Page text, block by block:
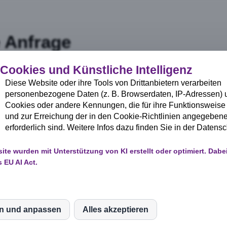
Sie herzlichen Dank für Ihr Interesse am KI-Symposium
werden Ihre Informationen kurzfristig sichten und kurzfristig
Teoranta
und Künstliche Intelligenz
Diese Website oder ihre Tools von Drittanbietern verarbeiten
personenbezogene Daten (z. B. Browserdaten, IP-Adressen)
Cookies oder andere Kennungen, die für ihre
und zur Erreichung der in den Cookie-Richtlinien
erforderlich sind. Weitere Infos dazu finden Sie in der
wurden mit Unterstützung von KI erstellt oder optimiert.
EU AI Act.
und anpassen Alles akzeptieren